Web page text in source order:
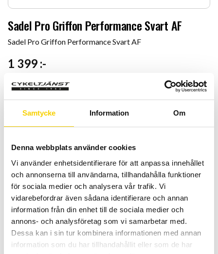
Samtycke Information Om
Denna webbplats använder cookies
Vi använder enhetsidentifierare för att anpassa innehållet
och annonserna till användarna, tillhandahålla funktioner
för sociala medier och analysera vår trafik. Vi
vidarebefordrar även sådana identifierare och annan
information från din enhet till de sociala medier och
annons- och analysföretag som vi samarbetar med.
Dessa kan i sin tur kombinera informationen med annan
information som du har tillhandahållit eller som de har
Sadel Pro Griffon Performance Svart AF
Sadel Pro Griffon Performance Svart AF
1 399 :-
+
-
BUY
Certifierad cykelservice & Shimano Service Center
Allt inom cykel på ett ställe
Kunnig personal och hög kundnöjdhet